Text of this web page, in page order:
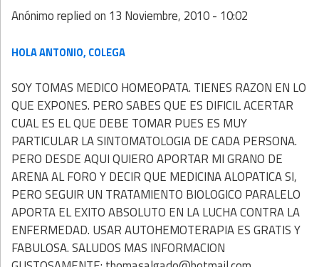
Anónimoreplied on 13 Noviembre, 2010 - 10:02
HOLA ANTONIO, COLEGA
SOY TOMAS MEDICO HOMEOPATA. TIENES RAZON EN LO
QUE EXPONES. PERO SABES QUE ES DIFICIL ACERTAR
CUAL ES EL QUE DEBE TOMAR PUES ES MUY
PARTICULAR LA SINTOMATOLOGIA DE CADA PERSONA.
PERO DESDE AQUI QUIERO APORTAR MI GRANO DE
ARENA AL FORO Y DECIR QUE MEDICINA ALOPATICA SI,
PERO SEGUIR UN TRATAMIENTO BIOLOGICO PARALELO
APORTA EL EXITO ABSOLUTO EN LA LUCHA CONTRA LA
ENFERMEDAD. USAR AUTOHEMOTERAPIA ES GRATIS Y
FABULOSA. SALUDOS MAS INFORMACION